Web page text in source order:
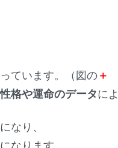
ています。（図の ＋
性格や運命のデータに
なり、
なります。